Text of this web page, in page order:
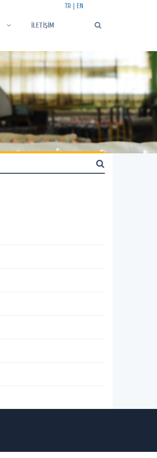
İLETİŞİM
TR | EN